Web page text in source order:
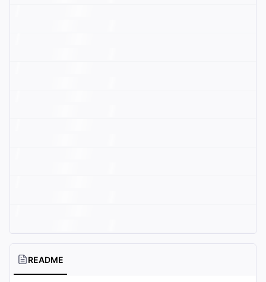
README